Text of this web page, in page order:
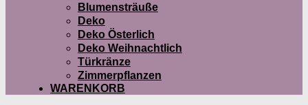
Blumensträuße
Deko
Deko Österlich
Deko Weihnachtlich
Türkränze
Zimmerpflanzen
WARENKORB